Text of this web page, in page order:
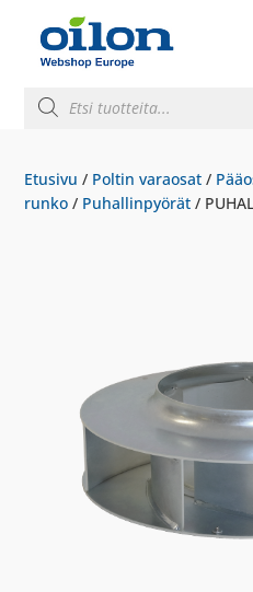
search
Etusivu / Poltin varaosat /
runko / Puhallinpyörät /